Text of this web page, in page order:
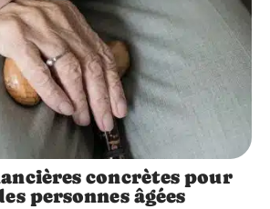
concrètes pour
personnes âgées